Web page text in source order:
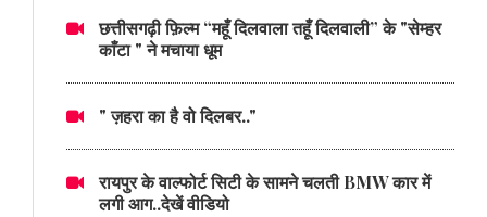
छत्तीसगढ़ी फ़िल्म “महूँ दिलवाला तहूँ दिलवाली” के "सेम्हर
काँटा " ने मचाया धूम
" ज़हरा का है वो दिलबर.."
रायपुर के वाल्फोर्ट सिटी के सामने चलती BMW कार में
लगी आग..देखें वीडियो